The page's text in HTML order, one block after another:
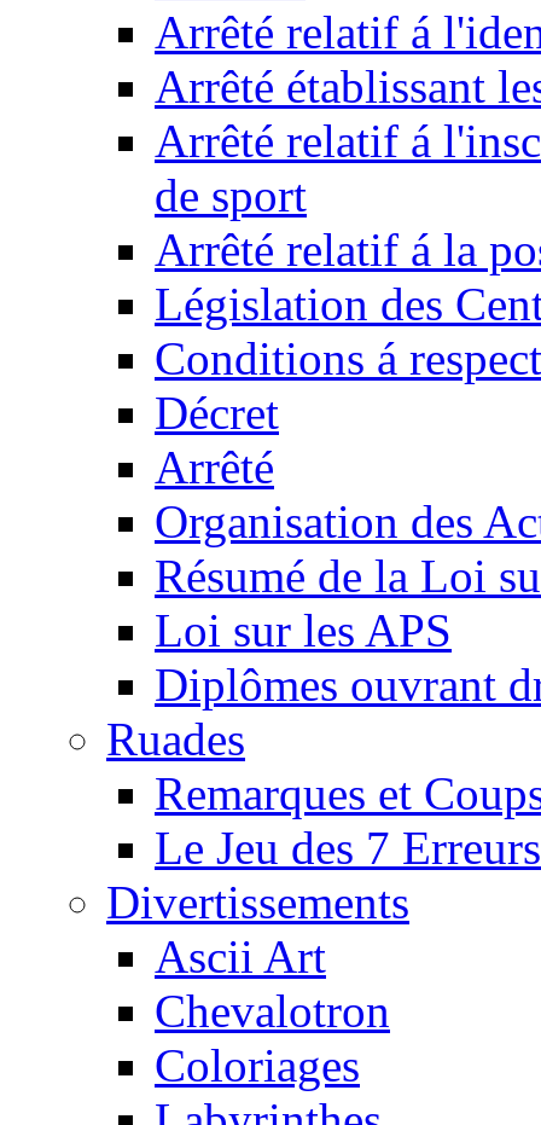
Arrêté relatif á
Arrêté établissant
Arrêté relatif á
de sport
Arrêté relatif á la
Législation des
Conditions á
Décret
Arrêté
Organisation des
Résumé de la Loi
Loi sur les APS
Diplômes ouvrant
Ruades
Remarques et
Le Jeu des 7 Erreurs
Divertissements
Ascii Art
Chevalotron
Coloriages